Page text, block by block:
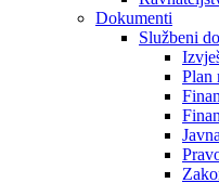
Dokumenti
Službeni
Plan